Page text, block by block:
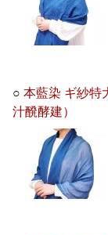
○本藍染 ギ紗特
汁醗酵建）